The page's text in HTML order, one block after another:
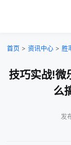
首页 > 资讯中心 > 胜
技巧实战!微
么
发